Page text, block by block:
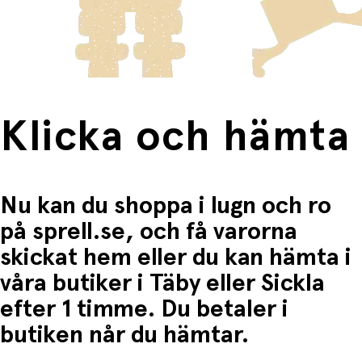
frakten för dessa varor visas i kassan.
Fri frakt när du handlar för mer än 1500:-
Klicka och hämta
Nu kan du shoppa i lugn och ro
på sprell.se, och få varorna
skickat hem eller du kan hämta i
våra butiker i Täby eller Sickla
efter 1 timme. Du betaler i
butiken når du hämtar.